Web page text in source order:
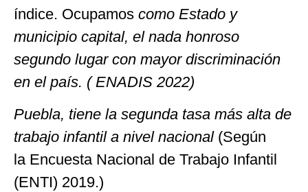
índice. Ocupamos como Estado y
municipio capital, el nada honroso
segundo lugar con mayor discriminación
en el país. ( ENADIS 2022)
Puebla, tiene la segunda tasa más alta de
trabajo infantil a nivel nacional(Según
la Encuesta Nacional de Trabajo Infantil
(ENTI) 2019.)